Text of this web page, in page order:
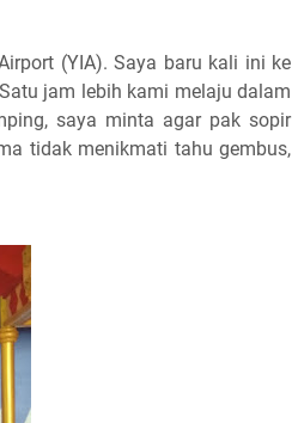
(YIA). Saya baru kali ini ke
jam lebih kami melaju dalam
saya minta agar pak sopir
tidak menikmati tahu gembus,